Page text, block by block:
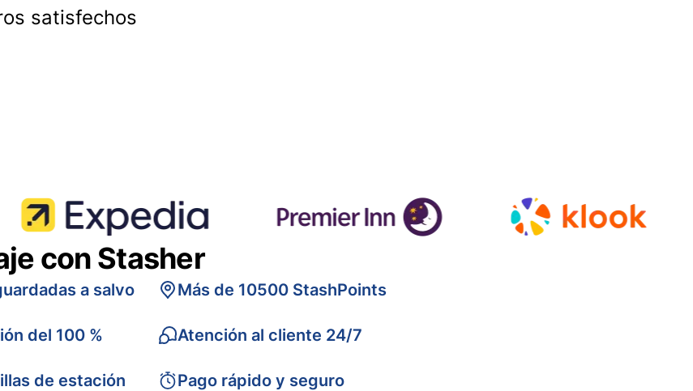
satisfechos
con Stasher
a salvo
del 100 %
de estación
Más de 10500 StashPoints
Atención al cliente 24/7
Pago rápido y seguro